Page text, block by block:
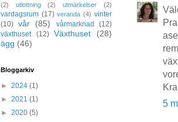
5
(2)
utlottning (2) utmärkelser (2)
vardagsrum (17) veranda (4) vinter
(10) vår (85) vårmarknad
(12)
växthuset
(12) Växthuset
(28)
ägg (46)
Bloggarkiv
► 2024 (1)
► 2021 (1)
► 2020 (5)